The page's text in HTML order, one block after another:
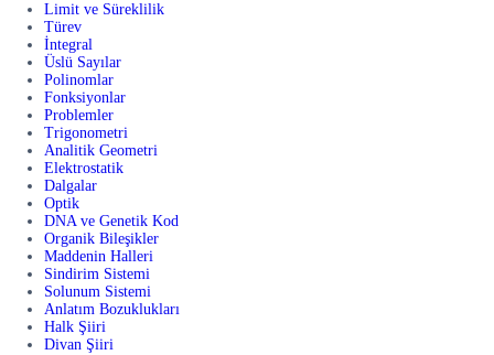
Limit ve Süreklilik
Türev
İntegral
Üslü Sayılar
Polinomlar
Fonksiyonlar
Problemler
Trigonometri
Analitik Geometri
Elektrostatik
Dalgalar
Optik
DNA ve Genetik Kod
Organik Bileşikler
Maddenin Halleri
Sindirim Sistemi
Solunum Sistemi
Anlatım Bozuklukları
Halk Şiiri
Divan Şiiri